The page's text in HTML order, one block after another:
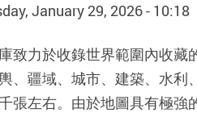
January 29, 2026 - 10:18
致力於收錄世界範圍內收
、疆域、城市、建築、水利
張左右。由於地圖具有極